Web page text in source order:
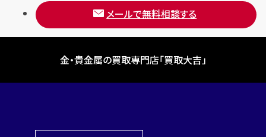
メールで無料相談する
金・貴金属の買取専門店「買取大吉」